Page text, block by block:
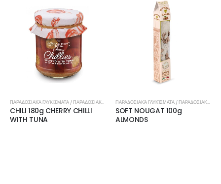
ΠΑΡΑΔΟΣΙΑΚΆ ΓΛΥΚΊΣΜΑΤΑ / ΠΑΡΑΔΟΣΙΑΚΉ ΚΟΥΖΊΝΑ
CHILI 180g CHERRY CHILLI
WITH TUNA
ΠΑΡΑΔΟΣΙΑΚΆ ΓΛΥΚΊΣΜΑΤΑ / ΠΑΡΑΔΟΣΙΑΚΉ ΚΟΥΖΊΝΑ
SOFT NOUGAT 100g
ALMONDS